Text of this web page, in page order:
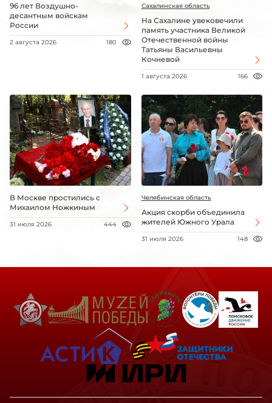
96 лет Воздушно-
десантным войскам
России
2 августа 2026 180
Сахалинская область
На Сахалине увековечили
память участника Великой
Отечественной войны
Татьяны Васильевны
Кочневой
1 августа 2026 166
В Москве простились с
Михаилом Ножкиным
31 июля 2026 444
Челябинская область
Акция скорби объединила
жителей Южного Урала
31 июля 2026 148